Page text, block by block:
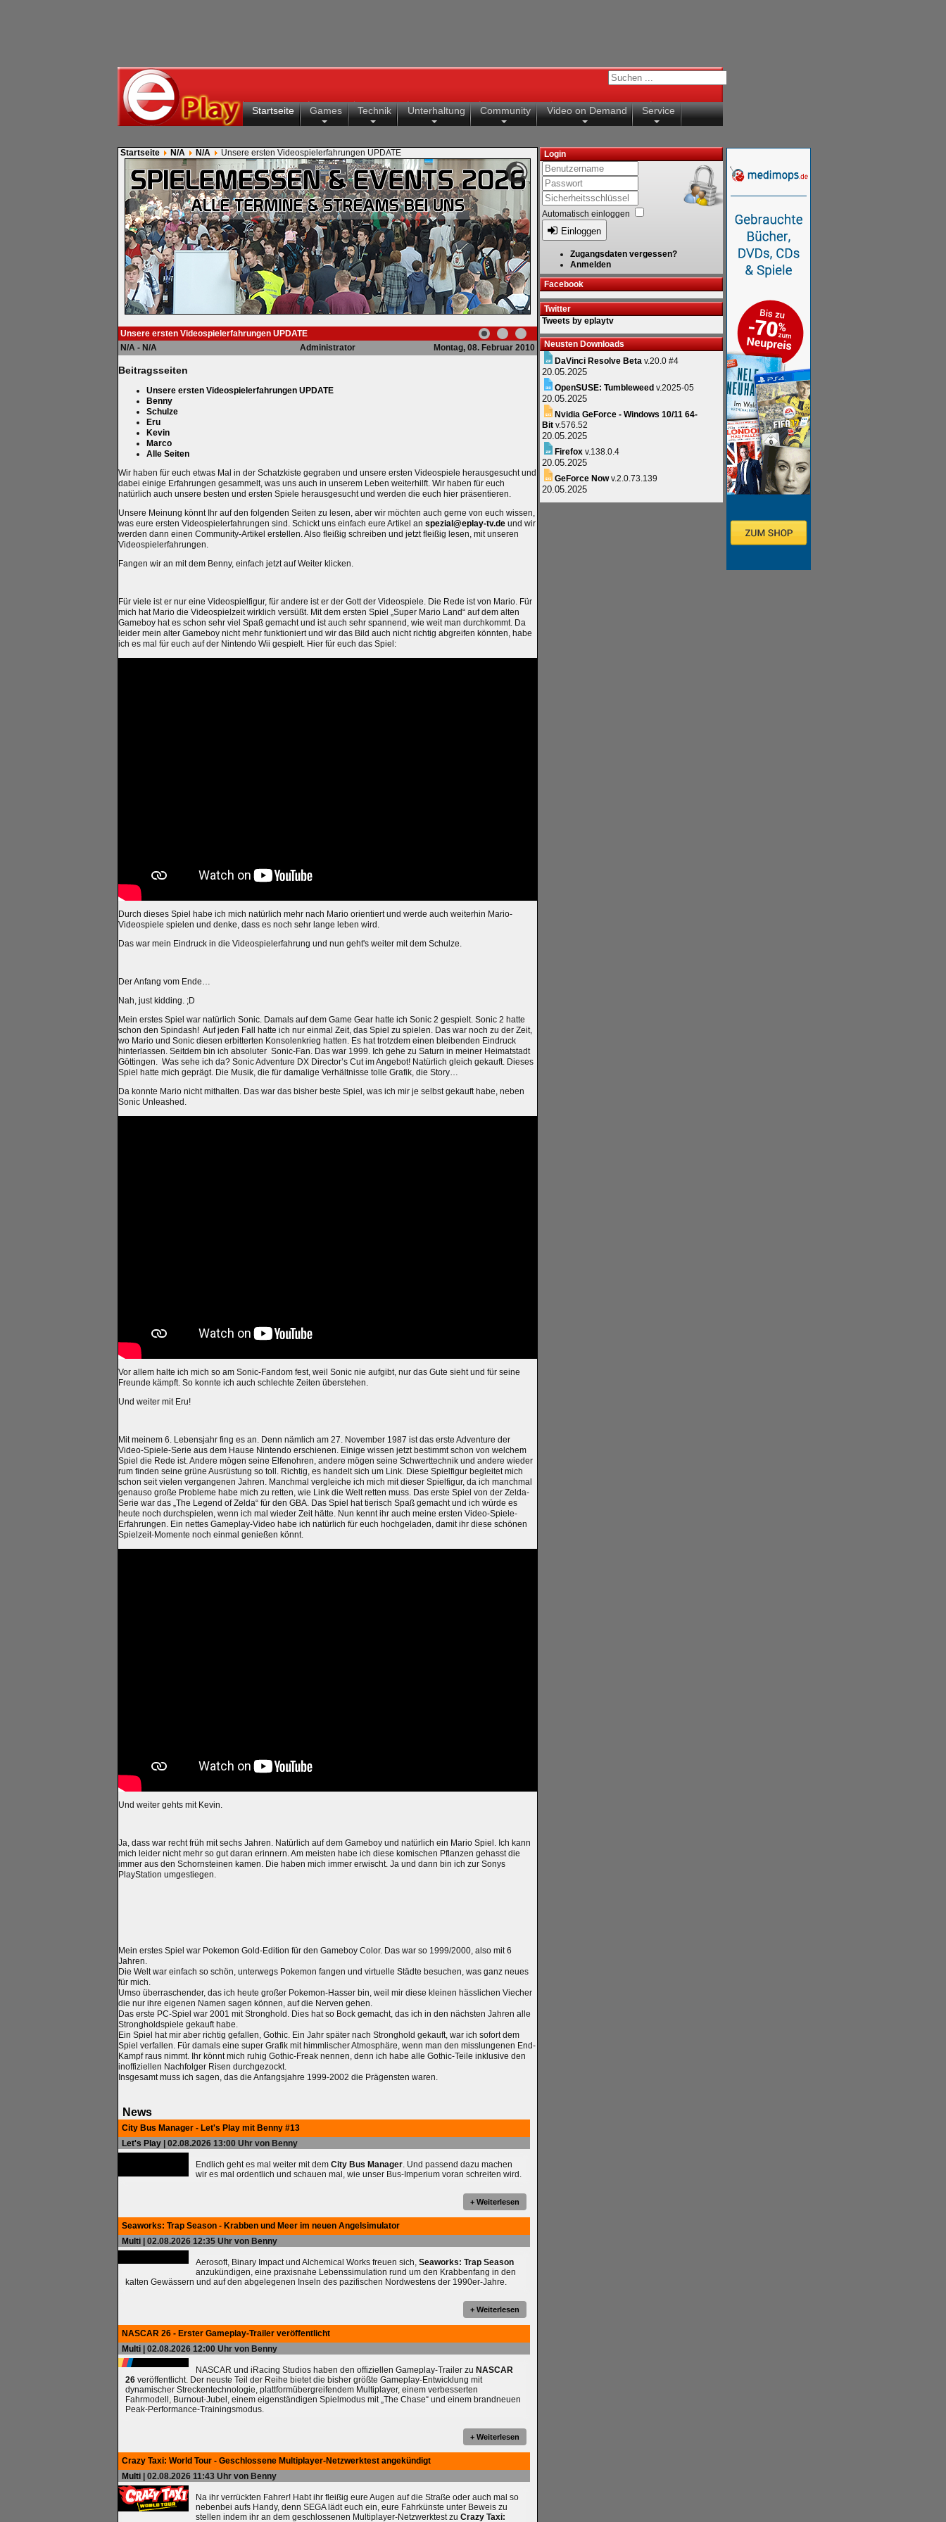
Startseite Games Technik Unterhaltung Community Video on Demand Service
Startseite N/A N/A Unsere ersten Videospielerfahrungen UPDATE
Unsere ersten Videospielerfahrungen UPDATE
N/A - N/A
Administrator Montag, 08. Februar 2010
Beitragsseiten
Unsere ersten Videospielerfahrungen UPDATE
Benny
Schulze
Eru
Kevin
Marco
Alle Seiten
Wir haben für euch etwas Mal in der Schatzkiste gegraben und unsere ersten Videospiele herausgesucht und
dabei einige Erfahrungen gesammelt, was uns auch in unserem Leben weiterhilft. Wir haben für euch
natürlich auch unsere besten und ersten Spiele herausgesucht und werden die euch hier präsentieren.
Unsere Meinung könnt Ihr auf den folgenden Seiten zu lesen, aber wir möchten auch gerne von euch wissen,
was eure ersten Videospielerfahrungen sind. Schickt uns einfach eure Artikel an spezial@eplay-tv.de und wir
werden dann einen Community-Artikel erstellen. Also fleißig schreiben und jetzt fleißig lesen, mit unseren
Videospielerfahrungen.
Fangen wir an mit dem Benny, einfach jetzt auf Weiter klicken.
Für viele ist er nur eine Videospielfigur, für andere ist er der Gott der Videospiele. Die Rede ist von Mario. Für
mich hat Mario die Videospielzeit wirklich versüßt. Mit dem ersten Spiel „Super Mario Land“ auf dem alten
Gameboy hat es schon sehr viel Spaß gemacht und ist auch sehr spannend, wie weit man durchkommt. Da
leider mein alter Gameboy nicht mehr funktioniert und wir das Bild auch nicht richtig abgreifen könnten, habe
ich es mal für euch auf der Nintendo Wii gespielt. Hier für euch das Spiel:
Durch dieses Spiel habe ich mich natürlich mehr nach Mario orientiert und werde auch weiterhin Mario-
Videospiele spielen und denke, dass es noch sehr lange leben wird.
Das war mein Eindruck in die Videospielerfahrung und nun geht's weiter mit dem Schulze.
Der Anfang vom Ende…
Nah, just kidding. ;D
Mein erstes Spiel war natürlich Sonic. Damals auf dem Game Gear hatte ich Sonic 2 gespielt. Sonic 2 hatte
schon den Spindash! Auf jeden Fall hatte ich nur einmal Zeit, das Spiel zu spielen. Das war noch zu der Zeit,
wo Mario und Sonic diesen erbitterten Konsolenkrieg hatten. Es hat trotzdem einen bleibenden Eindruck
hinterlassen. Seitdem bin ich absoluter Sonic-Fan. Das war 1999. Ich gehe zu Saturn in meiner Heimatstadt
Göttingen. Was sehe ich da? Sonic Adventure DX Director’s Cut im Angebot! Natürlich gleich gekauft. Dieses
Spiel hatte mich geprägt. Die Musik, die für damalige Verhältnisse tolle Grafik, die Story…
Da konnte Mario nicht mithalten. Das war das bisher beste Spiel, was ich mir je selbst gekauft habe, neben
Sonic Unleashed.
Vor allem halte ich mich so am Sonic-Fandom fest, weil Sonic nie aufgibt, nur das Gute sieht und für seine
Freunde kämpft. So konnte ich auch schlechte Zeiten überstehen.
Und weiter mit Eru!
Mit meinem 6. Lebensjahr fing es an. Denn nämlich am 27. November 1987 ist das erste Adventure der
Video-Spiele-Serie aus dem Hause Nintendo erschienen. Einige wissen jetzt bestimmt schon von welchem
Spiel die Rede ist. Andere mögen seine Elfenohren, andere mögen seine Schwerttechnik und andere wieder
rum finden seine grüne Ausrüstung so toll. Richtig, es handelt sich um Link. Diese Spielfigur begleitet mich
schon seit vielen vergangenen Jahren. Manchmal vergleiche ich mich mit dieser Spielfigur, da ich manchmal
genauso große Probleme habe mich zu retten, wie Link die Welt retten muss. Das erste Spiel von der Zelda-
Serie war das „The Legend of Zelda“ für den GBA. Das Spiel hat tierisch Spaß gemacht und ich würde es
heute noch durchspielen, wenn ich mal wieder Zeit hätte. Nun kennt ihr auch meine ersten Video-Spiele-
Erfahrungen. Ein nettes Gameplay-Video habe ich natürlich für euch hochgeladen, damit ihr diese schönen
Spielzeit-Momente noch einmal genießen könnt.
Und weiter gehts mit Kevin.
Ja, dass war recht früh mit sechs Jahren. Natürlich auf dem Gameboy und natürlich ein Mario Spiel. Ich kann
mich leider nicht mehr so gut daran erinnern. Am meisten habe ich diese komischen Pflanzen gehasst die
immer aus den Schornsteinen kamen. Die haben mich immer erwischt. Ja und dann bin ich zur Sonys
PlayStation umgestiegen.
Mein erstes Spiel war Pokemon Gold-Edition für den Gameboy Color. Das war so 1999/2000, also mit 6
Jahren.
Die Welt war einfach so schön, unterwegs Pokemon fangen und virtuelle Städte besuchen, was ganz neues
für mich.
Umso überraschender, das ich heute großer Pokemon-Hasser bin, weil mir diese kleinen hässlichen Viecher
die nur ihre eigenen Namen sagen können, auf die Nerven gehen.
Das erste PC-Spiel war 2001 mit Stronghold. Dies hat so Bock gemacht, das ich in den nächsten Jahren alle
Strongholdspiele gekauft habe.
Ein Spiel hat mir aber richtig gefallen, Gothic. Ein Jahr später nach Stronghold gekauft, war ich sofort dem
Spiel verfallen. Für damals eine super Grafik mit himmlischer Atmosphäre, wenn man den misslungenen End-
Kampf raus nimmt. Ihr könnt mich ruhig Gothic-Freak nennen, denn ich habe alle Gothic-Teile inklusive den
inoffiziellen Nachfolger Risen durchgezockt.
Insgesamt muss ich sagen, das die Anfangsjahre 1999-2002 die Prägensten waren.
News
City Bus Manager - Let's Play mit Benny #13
Let's Play | 02.08.2026 13:00 Uhr von Benny
Endlich geht es mal weiter mit dem City Bus Manager. Und passend dazu machen
wir es mal ordentlich und schauen mal, wie unser Bus-Imperium voran schreiten wird.
+ Weiterlesen
Seaworks: Trap Season - Krabben und Meer im neuen Angelsimulator
Multi | 02.08.2026 12:35 Uhr von Benny
Aerosoft, Binary Impact und Alchemical Works freuen sich, Seaworks: Trap Season
anzukündigen, eine praxisnahe Lebenssimulation rund um den Krabbenfang in den
kalten Gewässern und auf den abgelegenen Inseln des pazifischen Nordwestens der 1990er-Jahre.
+ Weiterlesen
NASCAR 26 - Erster Gameplay-Trailer veröffentlicht
Multi | 02.08.2026 12:00 Uhr von Benny
NASCAR und iRacing Studios haben den offiziellen Gameplay-Trailer zu NASCAR
26 veröffentlicht. Der neuste Teil der Reihe bietet die bisher größte Gameplay-Entwicklung mit
dynamischer Streckentechnologie, plattformübergreifendem Multiplayer, einem verbesserten
Fahrmodell, Burnout-Jubel, einem eigenständigen Spielmodus mit „The Chase“ und einem brandneuen
Peak-Performance-Trainingsmodus.
+ Weiterlesen
Crazy Taxi: World Tour - Geschlossene Multiplayer-Netzwerktest angekündigt
Multi | 02.08.2026 11:43 Uhr von Benny
Na ihr verrückten Fahrer! Habt ihr fleißig eure Augen auf die Straße oder auch mal so
nebenbei aufs Handy, denn SEGA lädt euch ein, eure Fahrkünste unter Beweis zu
stellen indem ihr an dem geschlossenen Multiplayer-Netzwerktest zu Crazy Taxi:
Login
Automatisch einloggen
Einloggen
Zugangsdaten vergessen?
Anmelden
Facebook
Twitter
Tweets by eplaytv
Neusten Downloads
DaVinci Resolve Beta v.20.0 #4
20.05.2025
OpenSUSE: Tumbleweed v.2025-05
20.05.2025
Nvidia GeForce - Windows 10/11 64-
Bit v.576.52
20.05.2025
Firefox v.138.0.4
20.05.2025
GeForce Nowv.2.0.73.139
20.05.2025